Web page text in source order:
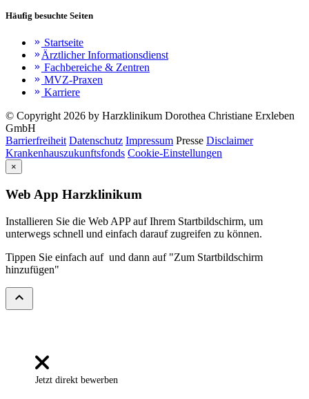
Häufig besuchte Seiten
keyboard_double_arrow_right Startseite
keyboard_double_arrow_right Ärztlicher Informationsdienst
keyboard_double_arrow_right Fachbereiche & Zentren
keyboard_double_arrow_right MVZ-Praxen
keyboard_double_arrow_right Karriere
© Copyright 2026 by Harzklinikum Dorothea Christiane Erxleben
GmbH
Barrierfreiheit Datenschutz Impressum Presse Disclaimer
Krankenhauszukunftsfonds Cookie-Einstellungen
×
Web App Harzklinikum
Installieren Sie die Web APP auf Ihrem Startbildschirm, um
unterwegs schnell und einfach darauf zugreifen zu können.
Tippen Sie einfach auf und dann auf "Zum Startbildschirm
hinzufügen"
expand_less
Jetzt direkt bewerben